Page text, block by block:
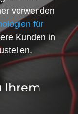
verwenden
für
Kunden in
Ihrem